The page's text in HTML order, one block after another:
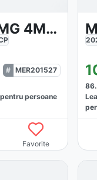
Mercedes-Benz GLC 43 AMG 4MATIC Coupé
MER201527
pentru persoane
Favorite